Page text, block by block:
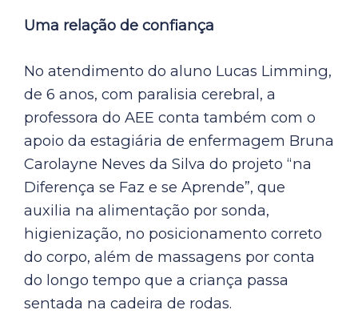
Uma relação de confiança
No atendimento do aluno Lucas Limming,
de 6 anos, com paralisia cerebral, a
professora do AEE conta também com o
apoio da estagiária de enfermagem Bruna
Carolayne Neves da Silva do projeto “na
Diferença se Faz e se Aprende”, que
auxilia na alimentação por sonda,
higienização, no posicionamento correto
do corpo, além de massagens por conta
do longo tempo que a criança passa
sentada na cadeira de rodas.